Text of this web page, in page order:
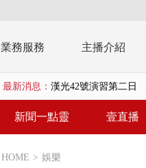
業務服務 主播介紹
最新消息： 暗網買5000萬筆個資
中颱白海豚周末影響
新聞一點靈 壹直播
HOME > 娛樂